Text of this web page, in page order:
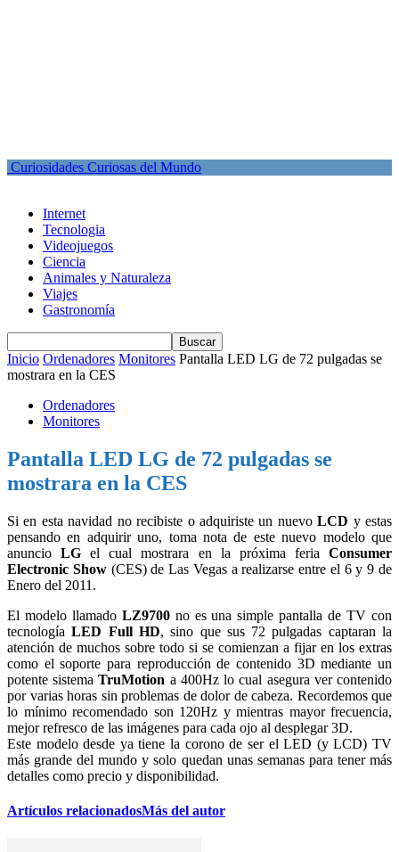
Curiosidades Curiosas del Mundo
Internet
Tecnologia
Videojuegos
Ciencia
Animales y Naturaleza
Viajes
Gastronomía
Inicio Ordenadores Monitores Pantalla LED LG de 72 pulgadas se
mostrara en la CES
Ordenadores
Monitores
Pantalla LED LG de 72 pulgadas se
mostrara en la CES
Si en esta navidad no recibiste o adquiriste un nuevoLCD y estas
pensando en adquirir uno, toma nota de este nuevo modelo que
anuncioLG el cual mostrara en la próxima feriaConsumer
Electronic Show(CES) de Las Vegas a realizarse entre el 6 y 9 de
Enero del 2011.
El modelo llamado LZ9700no es una simple pantalla de TV con
tecnologíaLED Full HD, sino que sus 72 pulgadas captaran la
atención de muchos sobre todo si se comienzan a fijar en los extras
como el soporte para reproducción de contenido 3D mediante un
potente sistemaTruMotion a 400Hz lo cual asegura ver contenido
por varias horas sin problemas de dolor de cabeza. Recordemos que
lo mínimo recomendado son 120Hz y mientras mayor frecuencia,
mejor refresco de las imágenes para cada ojo al desplegar 3D.
Este modelo desde ya tiene la corono de ser el LED (y LCD) TV
más grande del mundo y solo quedan unas semanas para tener más
detalles como precio y disponibilidad.
Artículos relacionadosMás del autor